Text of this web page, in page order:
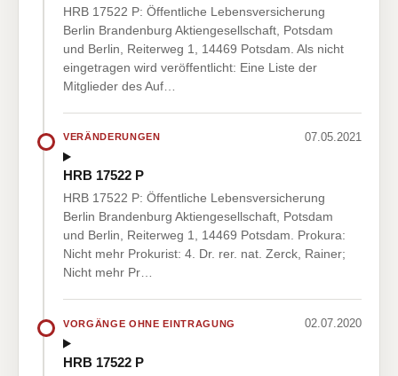
HRB 17522 P: Öffentliche Lebensversicherung
Berlin Brandenburg Aktiengesellschaft, Potsdam
und Berlin, Reiterweg 1, 14469 Potsdam. Als nicht
eingetragen wird veröffentlicht: Eine Liste der
Mitglieder des Auf…
VERÄNDERUNGEN 07.05.2021
HRB 17522 P
HRB 17522 P: Öffentliche Lebensversicherung
Berlin Brandenburg Aktiengesellschaft, Potsdam
und Berlin, Reiterweg 1, 14469 Potsdam. Prokura:
Nicht mehr Prokurist: 4. Dr. rer. nat. Zerck, Rainer;
Nicht mehr Pr…
VORGÄNGE OHNE EINTRAGUNG 02.07.2020
HRB 17522 P